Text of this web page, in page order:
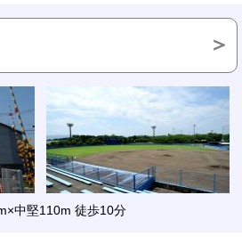
中堅110m 徒歩10分